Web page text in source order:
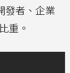
發者、企業
重。